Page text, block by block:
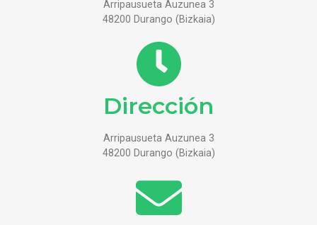
Arripausueta Auzunea 3
48200 Durango (Bizkaia)
Dirección
Arripausueta Auzunea 3
48200 Durango (Bizkaia)